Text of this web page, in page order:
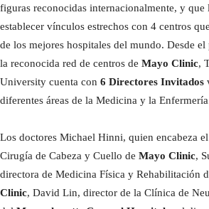
figuras reconocidas internacionalmente, y que
establecer vínculos estrechos con 4 centros
de los mejores hospitales del mundo. Desde
la reconocida red de centros de Mayo Clinic,
University cuenta con 6 Directores Invitados
diferentes áreas de la Medicina y la
Los doctores Michael Hinni, quien encabeza
Cirugía de Cabeza y Cuello de Mayo Clinic,
directora de Medicina Física y Rehabilitación
Clinic, David Lin, director de la Clínica de